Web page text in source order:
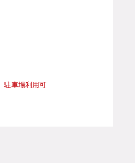
駐車場利用可